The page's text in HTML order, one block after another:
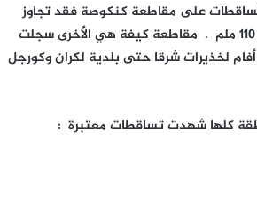
على مقاطعة كنكوصة فقد تجاوز
مقياس قرية أولاد حمة 110 ملم . مقاطعة كيفة هي الأخرى سجلت
لخذيرات شرقا حتى بلدية لكران وكورجل
كلها شهدت تساقطات معتبرة :